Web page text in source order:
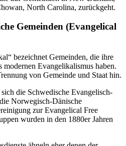
North Carolina, zurückgeht.
Gemeinden (Evangelical
bezeichnet Gemeinden, die ihre
modernen Evangelikalismus haben.
von Gemeinde und Staat hin.
die Schwedische Evangelisch-
Norwegisch-Dänische
zur Evangelical Free
wurden in den 1880er Jahren